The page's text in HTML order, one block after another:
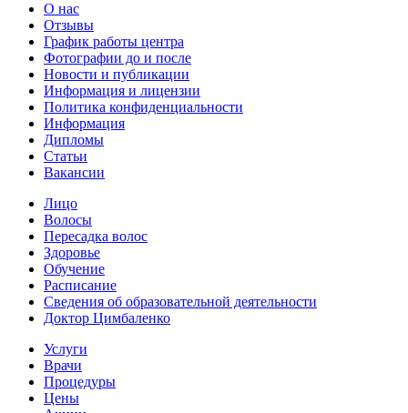
О нас
Отзывы
График работы центра
Фотографии до и после
Новости и публикации
Информация и лицензии
Политика конфиденциальности
Информация
Дипломы
Статьи
Вакансии
Лицо
Волосы
Пересадка волос
Здоровье
Обучение
Расписание
Сведения об образовательной деятельности
Доктор Цимбаленко
Услуги
Врачи
Процедуры
Цены